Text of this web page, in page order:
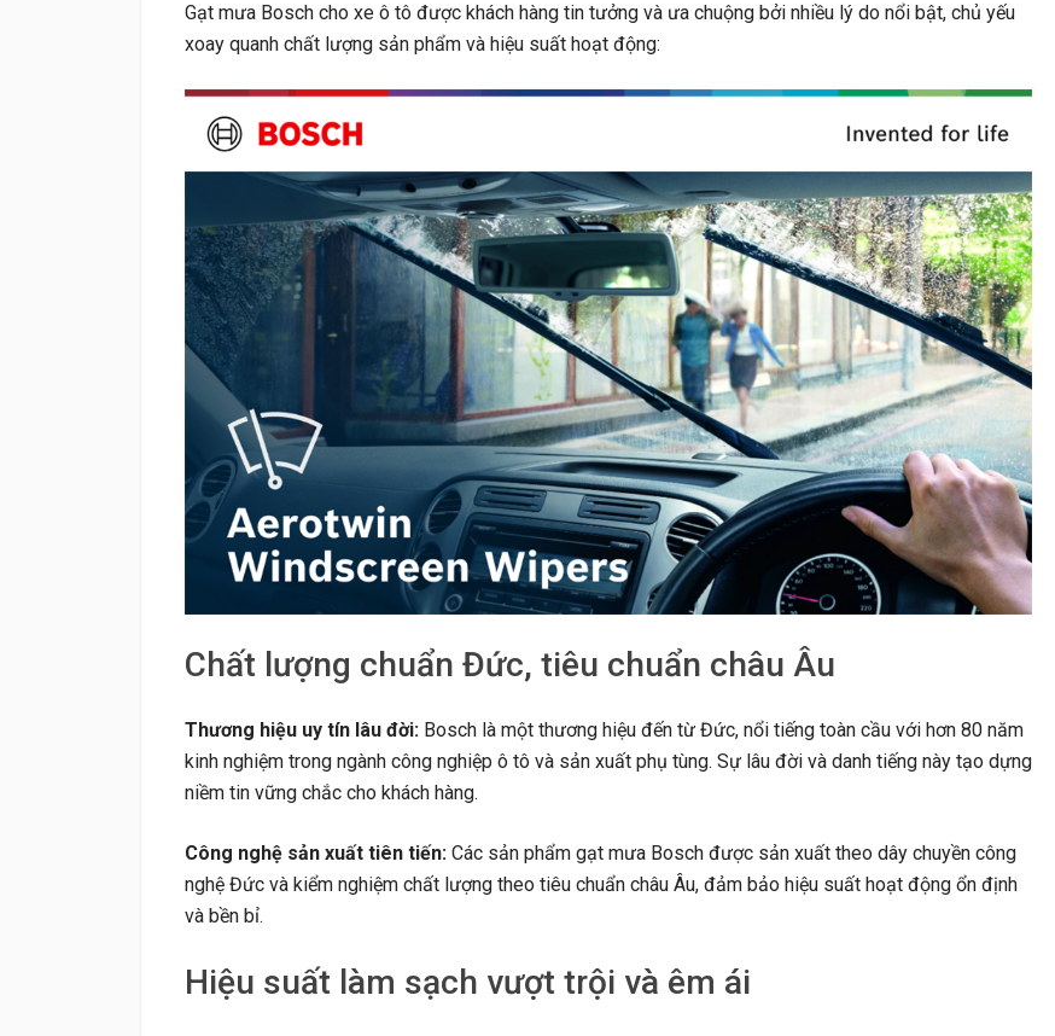
Gạt mưa Bosch cho xe ô tô được khách hàng tin tưởng và ưa chuộng bởi nhiều lý do nổi bật, chủ yếu
xoay quanh chất lượng sản phẩm và hiệu suất hoạt động:
Chất lượng chuẩn Đức, tiêu chuẩn châu Âu
Thương hiệu uy tín lâu đời: Bosch là một thương hiệu đến từ Đức, nổi tiếng toàn cầu với hơn 80 năm
kinh nghiệm trong ngành công nghiệp ô tô và sản xuất phụ tùng. Sự lâu đời và danh tiếng này tạo dựng
niềm tin vững chắc cho khách hàng.
Công nghệ sản xuất tiên tiến: Các sản phẩm gạt mưa Bosch được sản xuất theo dây chuyền công
nghệ Đức và kiểm nghiệm chất lượng theo tiêu chuẩn châu Âu, đảm bảo hiệu suất hoạt động ổn định
và bền bỉ.
Hiệu suất làm sạch vượt trội và êm ái